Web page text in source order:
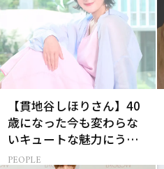
【貫地谷しほりさん】40
歳になった今も変わらな
いキュートな魅力にうっ
とり【美ST限定画像】
PEOPLE